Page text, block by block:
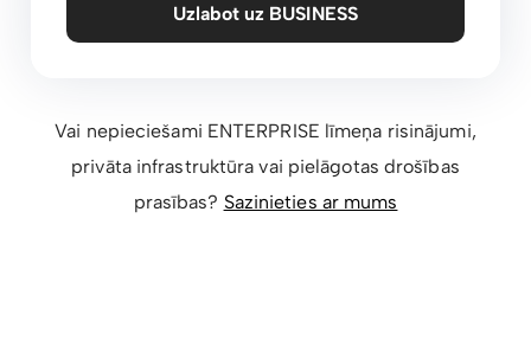
Uzlabot uz BUSINESS
Vai nepieciešami ENTERPRISE līmeņa risinājumi,
privāta infrastruktūra vai pielāgotas drošības
prasības? Sazinieties ar mums